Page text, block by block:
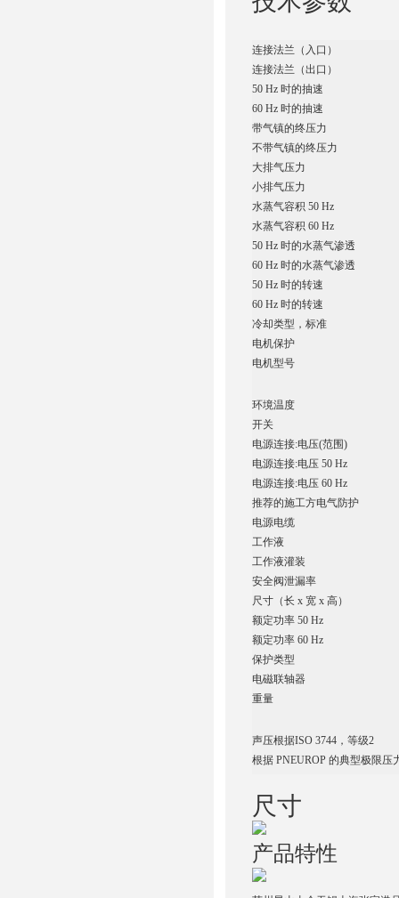
连接法兰（入口）
连接法兰（出口）
50 Hz 时的抽速
60 Hz 时的抽速
带气镇的终压力
不带气镇的终压力
大排气压力
小排气压力
水蒸气容积 50 Hz
水蒸气容积 60 Hz
50 Hz 时的水蒸气渗透
60 Hz 时的水蒸气渗透
50 Hz 时的转速
60 Hz 时的转速
冷却类型，标准
电机保护
电机型号
环境温度
开关
电源连接:电压(范围)
电源连接:电压 50 Hz
电源连接:电压 60 Hz
推荐的施工方电气防护
电源电缆
工作液
工作液灌装
安全阀泄漏率
尺寸（长 x 宽 x 高）
额定功率 50 Hz
额定功率 60 Hz
保护类型
电磁联轴器
重量
声压根据ISO 3744，等级2
根据 PNEUROP 的典型极限压
尺寸
产品特性